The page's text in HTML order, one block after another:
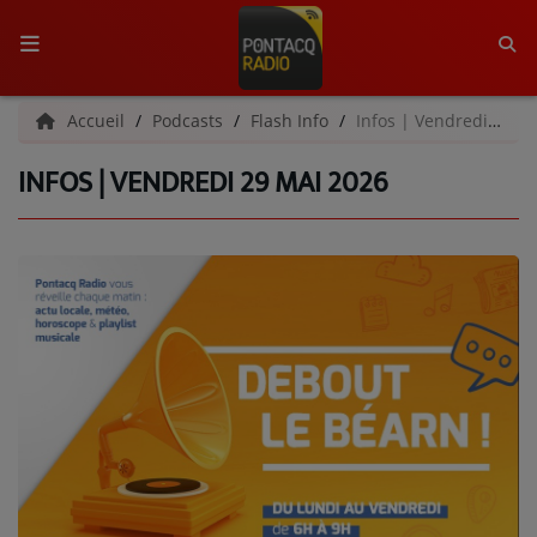
ACCUEIL
RADIO
L'ÉQUIPE
GRILLE DES PROGRAMMES
C'ÉTAIT QUOI CE TITRE ?
MÉDIAS
PODCASTS - SAISON 2026/2027
Accueil Podcasts Flash Info Infos | Vendredi 29 mai 2026
INFOS | VENDREDI 29 MAI 2026